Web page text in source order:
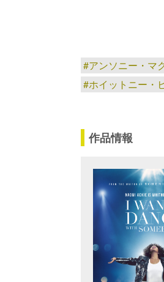
#アンソニー・マ
#ホイットニー・
作品情報